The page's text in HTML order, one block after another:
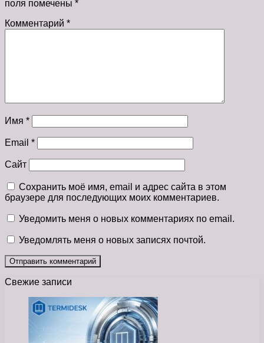
поля помечены *
Комментарий *
Имя *
Email *
Сайт
Сохранить моё имя, email и адрес сайта в этом
браузере для последующих моих комментариев.
Уведомить меня о новых комментариях по email.
Уведомлять меня о новых записях почтой.
Свежие записи